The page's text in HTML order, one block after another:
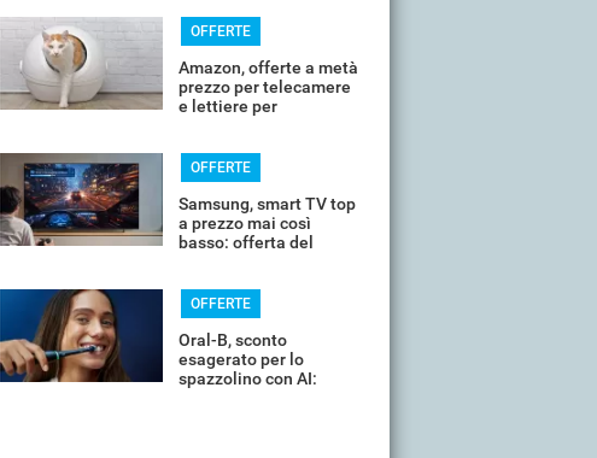
OFFERTE
Amazon, offerte a metà
prezzo per telecamere
e lettiere per
OFFERTE
Samsung, smart TV top
a prezzo mai così
basso: offerta del
OFFERTE
Oral-B, sconto
esagerato per lo
spazzolino con AI: